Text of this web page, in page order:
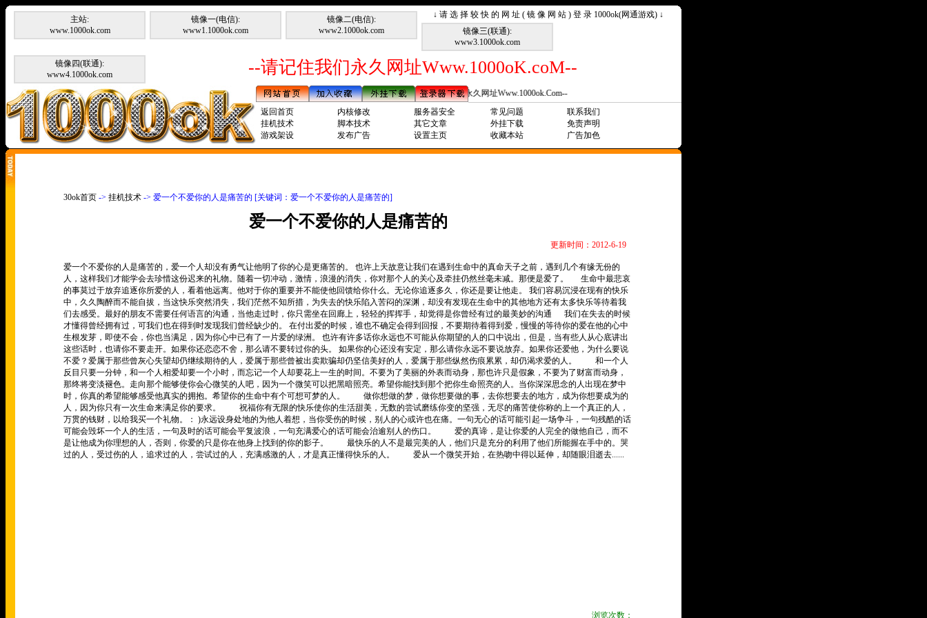
↓ 请 选 择 较 快 的 网 址 ( 镜 像 网 站 ) 登 录 1000ok(网通游戏) ↓
主站:
www.1000ok.com
镜像一(电信):
www1.1000ok.com
镜像二(电信):
www2.1000ok.com
镜像三(联通):
www3.1000ok.com
镜像四(联通):
www4.1000ok.com
--请记住我们永久网址Www.1000oK.coM--
--请记住我们永久网址Www.1000ok.Com--
返回首页
内核修改 服务器安全 常见问题
联系我们
挂机技术
脚本技术 其它文章 外挂下载
免责声明
游戏架设
发布广告 设置主页 收藏本站 广告加色
30ok首页 -> 挂机技术 -> 爱一个不爱你的人是痛苦的 [关键词：爱一个不爱你的人是痛苦的]
爱一个不爱你的人是痛苦的
更新时间：2012-6-19
爱一个不爱你的人是痛苦的，爱一个人却没有勇气让他明了你的心是更痛苦的。
也许上天故意让我们在遇到生命中的真命天子之前，遇到几个有缘无份的
人，这样我们才能学会去珍惜这份迟来的礼物。随着一切冲动，激情，浪漫的消失，你对那个人的关心及牵挂仍然丝毫未减。那便是爱了。
生命中最悲哀
的事莫过于放弃追逐你所爱的人，看着他远离。他对于你的重要并不能使他回馈给你什么。无论你追逐多久，你还是要让他走。
我们容易沉浸在现有的快乐
中，久久陶醉而不能自拔，当这快乐突然消失，我们茫然不知所措，为失去的快乐陷入苦闷的深渊，却没有发现在生命中的其他地方还有太多快乐等待着我
们去感受。最好的朋友不需要任何语言的沟通，当他走过时，你只需坐在回廊上，轻轻的挥挥手，却觉得是你曾经有过的最美妙的沟通
我们在失去的时候
才懂得曾经拥有过，可我们也在得到时发现我们曾经缺少的。
在付出爱的时候，谁也不确定会得到回报，不要期待着得到爱，慢慢的等待你的爱在他的心中
生根发芽，即使不会，你也当满足，因为你心中已有了一片爱的绿洲。
也许有许多话你永远也不可能从你期望的人的口中说出，但是，当有些人从心底讲出
这些话时，也请你不要走开。如果你还恋恋不舍，那么请不要转过你的头。
如果你的心还没有安定，那么请你永远不要说放弃。如果你还爱他，为什么要说
不爱？爱属于那些曾灰心失望却仍继续期待的人，爱属于那些曾被出卖欺骗却仍坚信美好的人，爱属于那些纵然伤痕累累，却仍渴求爱的人。
和一个人
反目只要一分钟，和一个人相爱却要一个小时，而忘记一个人却要花上一生的时间。不要为了美丽的外表而动身，那也许只是假象，不要为了财富而动身，
那终将变淡褪色。走向那个能够使你会心微笑的人吧，因为一个微笑可以把黑暗照亮。希望你能找到那个把你生命照亮的人。当你深深思念的人出现在梦中
时，你真的希望能够感受他真实的拥抱。希望你的生命中有个可想可梦的人。
做你想做的梦，做你想要做的事，去你想要去的地方，成为你想要成为的
人，因为你只有一次生命来满足你的要求。
祝福你有无限的快乐使你的生活甜美，无数的尝试磨练你变的坚强，无尽的痛苦使你称的上一个真正的人，
万贯的钱财，以给我买一个礼物。： )永远设身处地的为他人着想，当你受伤的时候，别人的心或许也在痛。一句无心的话可能引起一场争斗，一句残酷的话
可能会毁坏一个人的生活，一句及时的话可能会平复波浪，一句充满爱心的话可能会治逾别人的伤口。
爱的真谛，是让你爱的人完全的做他自己，而不
是让他成为你理想的人，否则，你爱的只是你在他身上找到的你的影子。
最快乐的人不是最完美的人，他们只是充分的利用了他们所能握在手中的。哭
过的人，受过伤的人，追求过的人，尝试过的人，充满感激的人，才是真正懂得快乐的人。
爱从一个微笑开始，在热吻中得以延伸，却随眼泪逝去......
浏览次数：